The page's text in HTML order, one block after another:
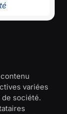
variées
de société.